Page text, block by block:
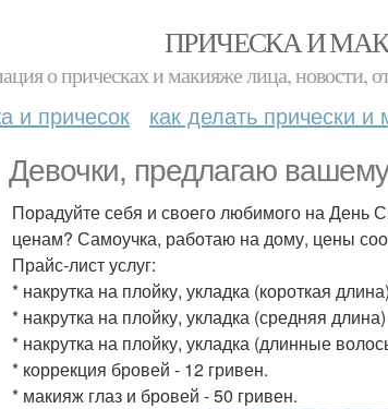
ПРИЧЕСКА И
о прическах и макияже лица, новости,
и причесок как делать прически и
Девочки, предлагаю
Порадуйте себя и своего любимого на День
ценам? Самоучка, работаю на дому, цены
Прайс-лист услуг:
* накрутка на плойку, укладка (короткая
* накрутка на плойку, укладка (средняя
* накрутка на плойку, укладка (длинные
* коррекция бровей - 12 гривен.
* макияж глаз и бровей - 50 гривен.